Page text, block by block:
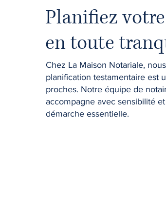
Planifiez
en toute
Chez La Maison Notariale,
planification testamentaire est
proches. Notre équipe de
accompagne avec sensibilité
démarche essentielle.